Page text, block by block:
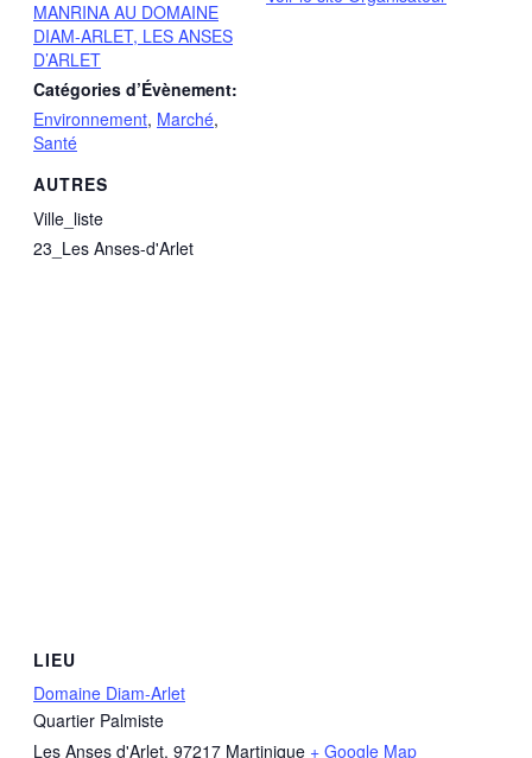
MANRINA AU DOMAINE
DIAM-ARLET, LES ANSES
D’ARLET
Catégories d’Évènement:
Environnement, Marché,
Santé
AUTRES
Ville_liste
23_Les Anses-d'Arlet
LIEU
Domaine Diam-Arlet
Quartier Palmiste
Les Anses d'Arlet, 97217 Martinique + Google Map